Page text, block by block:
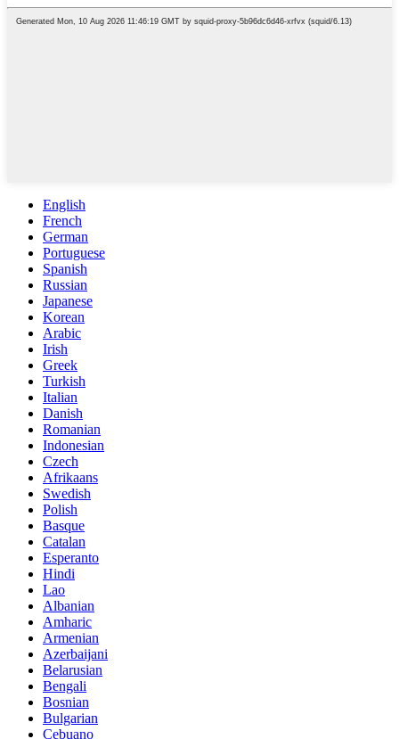
English
French
German
Portuguese
Spanish
Russian
Japanese
Korean
Arabic
Irish
Greek
Turkish
Italian
Danish
Romanian
Indonesian
Czech
Afrikaans
Swedish
Polish
Basque
Catalan
Esperanto
Hindi
Lao
Albanian
Amharic
Armenian
Azerbaijani
Belarusian
Bengali
Bosnian
Bulgarian
Cebuano